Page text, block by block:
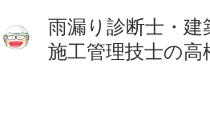
雨漏り診断士・
施工管理技士の